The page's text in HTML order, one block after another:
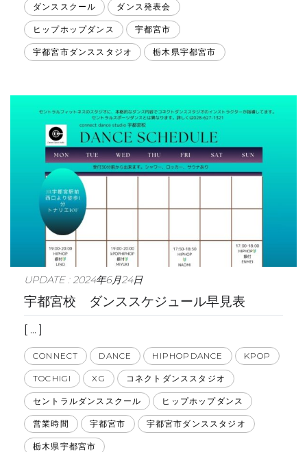
ダンススクール ダンス発表会
ヒップホップダンス 宇都宮市
宇都宮市ダンススタジオ 栃木県宇都宮市
UPDATE : 2024年6月24日
宇都宮校 ダンススケジュール早見表
[ ... ]
CONNECT DANCE HIPHOPDANCE KPOP
TOCHIGI XG コネクトダンススタジオ
セントラルダンススクール ヒップホップダンス
営業時間 宇都宮市 宇都宮市ダンススタジオ
栃木県宇都宮市